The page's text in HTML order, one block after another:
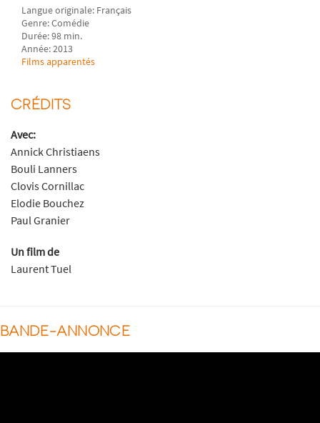
Langue originale: Français
Genre: Comédie
Durée: 98 min.
Année: 2013
Films apparentés
CRÉDITS
Avec:
Annick Christiaens
Bouli Lanners
Clovis Cornillac
Elodie Bouchez
Paul Granier
Un film de
Laurent Tuel
BANDE-ANNONCE